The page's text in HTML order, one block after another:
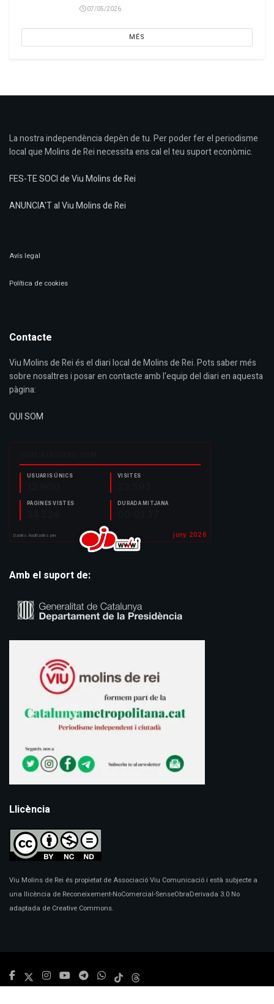
07/05/2026
MÉS
La nostra independència depèn de tu. Per poder fer el periodisme
local que Molins de Rei necessita ens cal el teu suport econòmic.
FES-TE SOCI de Viu Molins de Rei
ANUNCIA'T al Viu Molins de Rei
Avís legal
Política de cookies
Contacte
Viu Molins de Rei és el diari local de Molins de Rei. Pots saber més
sobre nosaltres i posar en contacte amb l'equip del diari en aquesta
pàgina:
QUI SOM
Amb el suport de:
Llicència
Viu Molins de Rei és propietat de Associació Viu Comunicació i està subjecte a
una llicència de Reconeixement-NoComercial-SenseObraDerivada 3.0 No
adaptada de Creative Commons.